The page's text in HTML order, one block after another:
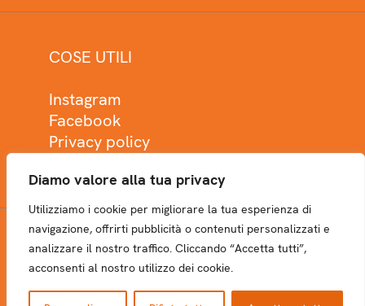
Diamo valore alla tua privacy
Utilizziamo i cookie per migliorare la tua esperienza di
navigazione, offrirti pubblicità o contenuti personalizzati e
analizzare il nostro traffico. Cliccando “Accetta tutti”,
acconsenti al nostro utilizzo dei cookie.
COSE UTILI
Instagram
Facebook
Privacy policy
NEWSLETTER